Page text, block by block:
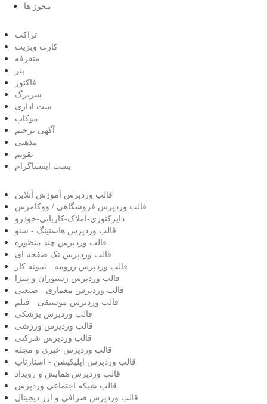
مجوز ها
تراکت
کارت ویزیت
متفرفه
بنر
فاکتور
سربرگ
ست اداری
موکاپ
آگهی ترحیم
مذهبی
تقویم
پست اینستاگرام
قالب وردپرس آموزش آنلاین
قالب وردپرس فروشگاهی / ووکامرس
دایرکتوری-املاک-کاریابی-خودرو
قالب وردپرس هاستینگ - سئو
قالب وردپرس چند منظوره
قالب وردپرس تک صفحه ای
قالب وردپرس رزومه - نمونه کار
قالب وردپرس رستوران و پیتزا
قالب وردپرس معماری - صنعتی
قالب وردپرس موسیقی - فیلم
قالب وردپرس پزشکی
قالب وردپرس ورزشی
قالب وردپرس شرکتی
قالب وردپرس خبری و مجله
قالب وردپرس اپلیکیشن - استارتاپ
قالب وردپرس همایش و رویداد
قالب شبکه اجتماعی وردپرس
قالب وردپرس صرافی و ارز دیجیتال